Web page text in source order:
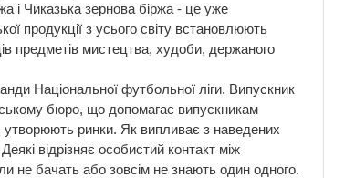
і Чиказька зернова біржа - це уже
продукції з усього світу встановлюють
предметів мистецтва, худоби, держаного
Національної футбольної ліги. Випускник
бюро, що допомагає випускникам
утворюють ринки. Як випливає з наведених
відрізняє особистий контакт між
не бачать або зовсім не знають один одного.